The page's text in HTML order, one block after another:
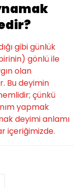
gibi günlük
gönlü ile
olan
Bu deyimin
çünkü
yapmak
deyimi anlamı
içeriğimizde.